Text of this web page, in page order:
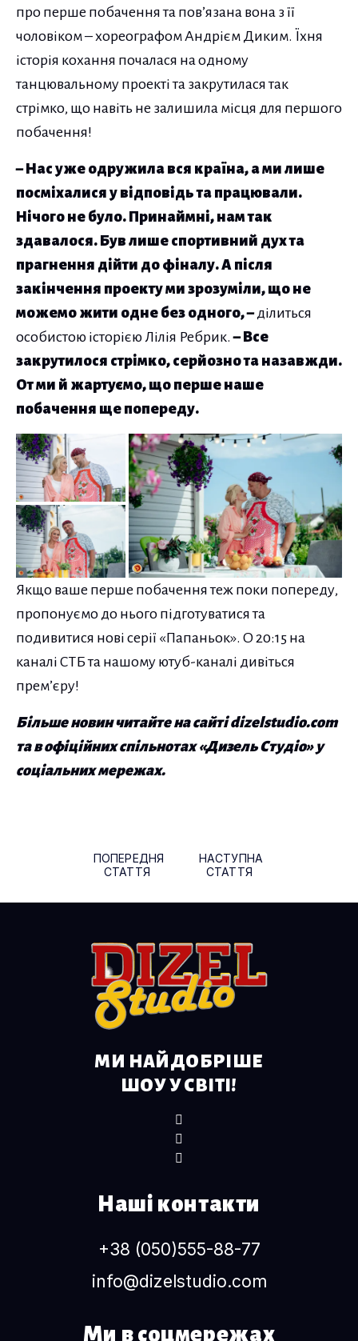
про перше побачення та пов’язана вона з її
чоловіком – хореографом Андрієм Диким. Їхня
історія кохання почалася на одному
танцювальному проекті та закрутилася так
стрімко, що навіть не залишила місця для першого
побачення!
– Нас уже одружила вся країна, а ми лише
посміхалися у відповідь та працювали.
Нічого не було. Принаймні, нам так
здавалося. Був лише спортивний дух та
прагнення дійти до фіналу. А після
закінчення проекту ми зрозуміли, що не
можемо жити одне без одного, –ділиться
особистою історією Лілія Ребрик.– Все
закрутилося стрімко, серйозно та назавжди.
От ми й жартуємо, що перше наше
побачення ще попереду.
Якщо ваше перше побачення теж поки попереду,
пропонуємо до нього підготуватися та
подивитися нові серії «Папаньок». О 20:15 на
каналі СТБ та нашому ютуб-каналі дивіться
прем’єру!
Більше новин читайте на сайті dizelstudio.com
та в офіційних спільнотах «Дизель Студіо» у
соціальних мережах.
ПОПЕРЕДНЯ
СТАТТЯ
НАСТУПНА
СТАТТЯ
МИ НАЙДОБРІШЕ
ШОУ У СВІТІ!
Наші контакти
+38 (050)555-88-77
info@dizelstudio.com
Ми в соцмережах